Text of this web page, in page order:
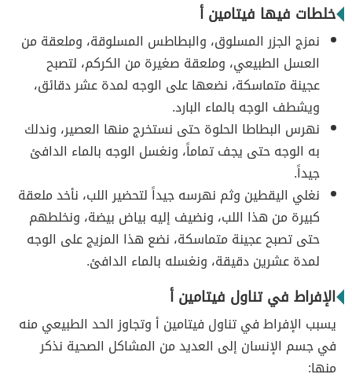
خلطات فيها فيتامين أ
نمزج الجزر المسلوق، والبطاطس المسلوقة، وملعقة من
العسل الطبيعي، وملعقة صغيرة من الكركم، لتصبح
عجينة متماسكة، نضعها على الوجه لمدة عشر دقائق،
ويشطف الوجه بالماء البارد.
نهرس البطاطا الحلوة حتى نستخرج منها العصير، وندلك
به الوجه حتى يجف تماماً، ونغسل الوجه بالماء الدافئ
جيداً.
نغلي اليقطين وثم نهرسه جيداً لتحضير اللب، نأخد ملعقة
كبيرة من هذا اللب، ونضيف إليه بياض بيضة، ونخلطهم
حتى تصبح عجينة متماسكة، نضع هذا المزيج على الوجه
لمدة عشرين دقيقة، ونغسله بالماء الدافئ.
الإفراط في تناول فيتامين أ
يسبب الإفراط في تناول فيتامين أ وتجاوز الحد الطبيعي منه
في جسم الإنسان إلى العديد من المشاكل الصحية نذكر
منها: